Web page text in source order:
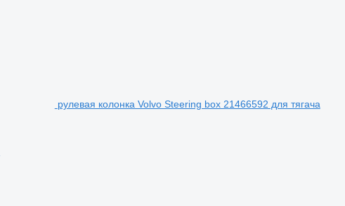
рулевая колонка Volvo Steering box 21466592 для тягача